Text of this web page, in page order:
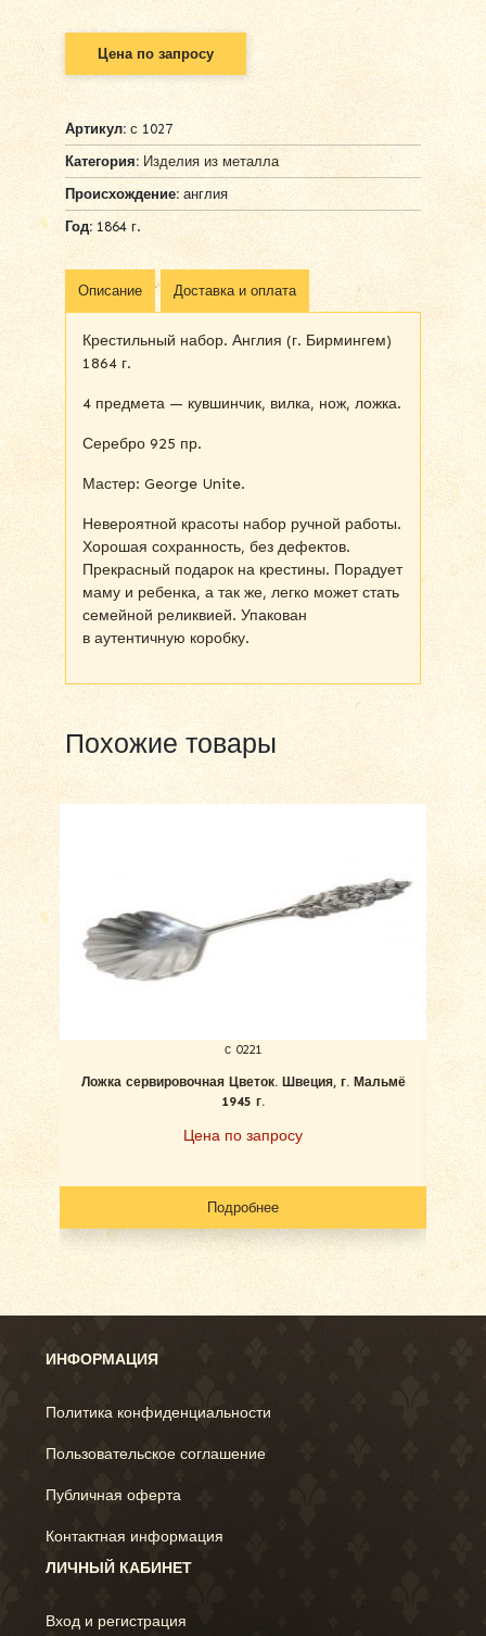
Цена по запросу
Артикул:с 1027
Категория: Изделия из металла
Происхождение:англия
Год:1864 г.
Описание Доставка и оплата
Крестильный набор. Англия (г. Бирмингем)
1864 г.
4 предмета — кувшинчик, вилка, нож, ложка.
Серебро 925 пр.
Мастер: George Unite.
Невероятной красоты набор ручной работы.
Хорошая сохранность, без дефектов.
Прекрасный подарок на крестины. Порадует
маму и ребенка, а так же, легко может стать
семейной реликвией. Упакован
в аутентичную коробку.
Похожие товары
с 0221
Ложка сервировочная Цветок. Швеция, г. Мальмё
1945 г.
Цена по запросу
Подробнее
ИНФОРМАЦИЯ
Политика конфиденциальности
Пользовательское соглашение
Публичная оферта
Контактная информация
ЛИЧНЫЙ КАБИНЕТ
Вход и регистрация